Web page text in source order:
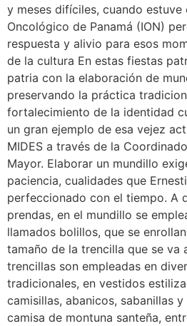
y meses difíciles, cuando estuve
Oncológico de Panamá (ION)
respuesta y alivio para esos
de la cultura En estas fiestas
patria con la elaboración de
preservando la práctica
fortalecimiento de la identidad
un gran ejemplo de esa vejez
MIDES a través de la
Mayor. Elaborar un mundillo
paciencia, cualidades que
perfeccionado con el tiempo. A
prendas, en el mundillo se
llamados bolillos, que se
tamaño de la trencilla que se va
trencillas son empleadas en
tradicionales, en vestidos
camisillas, abanicos, sabanillas
camisa de montuna santeña,